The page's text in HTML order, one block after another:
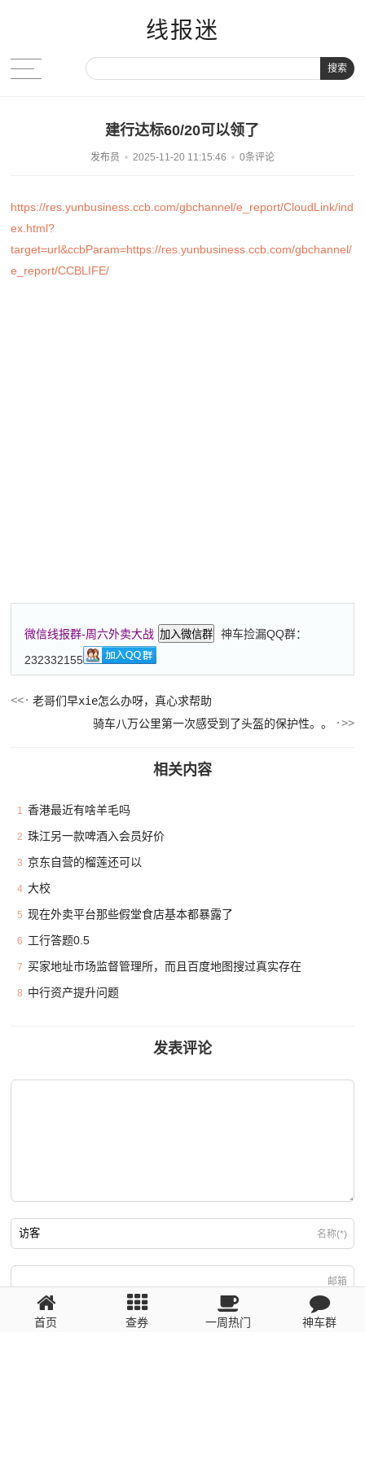
线报迷
搜索
建行达标60/20可以领了
发布员 2025-11-20 11:15:46 0条评论
https://res.yunbusiness.ccb.com/gbchannel/e_report/CloudLink/ind
ex.html?
target=url&ccbParam=https://res.yunbusiness.ccb.com/gbchannel/
e_report/CCBLIFE/
微信线报群-周六外卖大战 加入微信群
神车捡漏QQ群：
232332155
老哥们早xie怎么办呀，真心求帮助
骑车八万公里第一次感受到了头盔的保护性。。
相关内容
1 香港最近有啥羊毛吗
2 珠江另一款啤酒入会员好价
3 京东自营的榴莲还可以
4 大校
5 现在外卖平台那些假堂食店基本都暴露了
6 工行答题0.5
7 买家地址市场监督管理所，而且百度地图搜过真实存在
8 中行资产提升问题
发表评论
名称(*)
邮箱
回复需填写必要信息
首页 查券 一周热门 神车群